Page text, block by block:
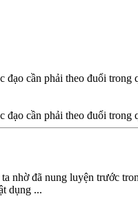
cần phải theo đuổi trong
cần phải theo đuổi trong
nhờ đã nung luyện trước
dụng ...